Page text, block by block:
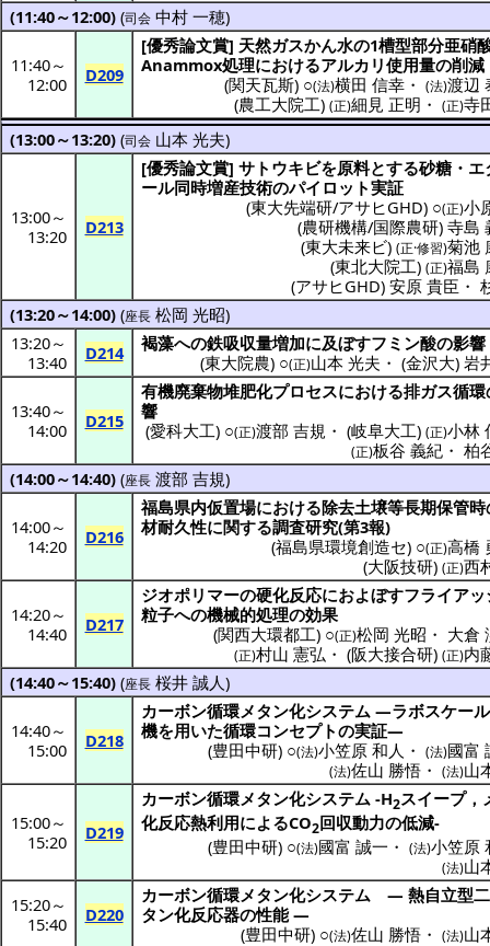
(11:40～12:00) (司会 中村 一穂)
11:40～
12:00
D209
[優秀論文賞] 天然ガスかん水の1槽型部分亜硝
Anammox処理におけるアルカリ使用量の削減
(関天瓦斯) ○(法)横田 信幸・ (法)渡辺
(農工大院工) (正)細見 正明 ・ (正)寺
(13:00～13:20) (司会 山本 光夫)
13:00～
13:20
D213
[優秀論文賞]サトウキビを原料とする砂糖 ・ エ
ール同時増産技術のパイロット実証
(東大先端研/アサヒGHD) ○(正)小
(農研機構/国際農研) 寺島
(東大未来ビ) (正·修習)菊池
(東北大院工) (正)福島
(アサヒGHD) 安原 貴臣 ・
(13:20～14:00) (座長 松岡 光昭)
13:20～
13:40
D214 褐藻への鉄吸収量増加に及ぼすフミン酸の影響
(東大院農) ○(正)山本 光夫 ・ (金沢大) 岩
13:40～
14:00
D215
有機廃棄物堆肥化プロセスにおける排ガス循環
響
(愛科大工) ○(正)渡部 吉規 ・ (岐阜大工) (正)小林
(正)板谷 義紀・ 柏
(14:00～14:40) (座長 渡部 吉規)
14:00～
14:20
D216
福島県内仮置場における除去土壌等長期保管時
材耐久性に関する調査研究(第3報)
(福島県環境創造セ) ○(正)高橋
(大阪技研) (正)西
14:20～
14:40
D217
ジオポリマーの硬化反応におよぼすフライア
粒子への機械的処理の効果
(関西大環都工) ○(正)松岡 光昭 ・ 大倉
(正)村山 憲弘 ・ (阪大接合研) (正)内
(14:40～15:40) (座長 桜井 誠人)
14:40～
15:00
D218
カーボン循環メタン化システム ―ラボスケール
機を用いた循環コンセプトの実証―
(豊田中研) ○(法)小笠原 和人 ・ (法)國富
(法)佐山 勝悟・ (法)山
15:00～
15:20
D219
カーボン循環メタン化システム -H2スイープ，
化反応熱利用によるCO2回収動力の低減-
(豊田中研) ○(法)國富 誠一 ・ (法)小笠原
(法)山
15:20～
15:40
D220
カーボン循環メタン化システム ―熱自立型
タン化反応器の性能―
(豊田中研) ○(法)佐山 勝悟・ (法)山